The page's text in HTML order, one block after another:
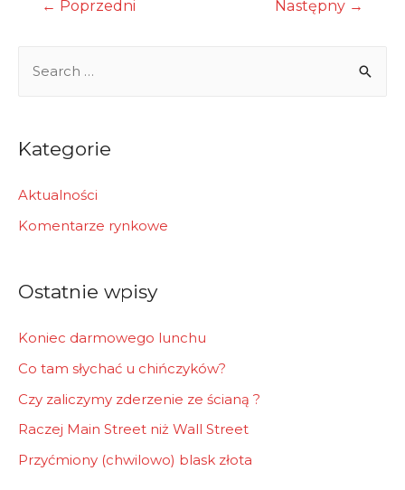
← Poprzedni Następny →
r
h
f
Kategorie
Aktualności
Komentarze rynkowe
Ostatnie wpisy
Koniec darmowego lunchu
Co tam słychać u chińczyków?
Czy zaliczymy zderzenie ze ścianą ?
Raczej Main Street niż Wall Street
Przyćmiony (chwilowo) blask złota